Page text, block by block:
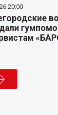
20:00